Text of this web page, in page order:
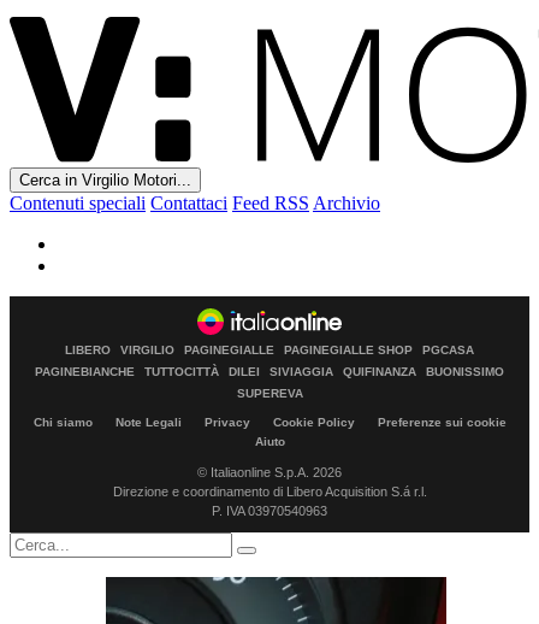
Cerca in Virgilio Motori...
Contenuti speciali Contattaci Feed RSS Archivio
LIBERO VIRGILIO PAGINEGIALLE PAGINEGIALLE SHOP
PGCASA
PAGINEBIANCHE
TUTTOCITTÀ DILEI SIVIAGGIA QUIFINANZA
BUONISSIMO
SUPEREVA
Chi siamo Note Legali Privacy Cookie Policy
Preferenze sui cookie
Aiuto
© Italiaonline S.p.A. 2026
Direzione e coordinamento di Libero Acquisition S.á r.l.
P. IVA 03970540963